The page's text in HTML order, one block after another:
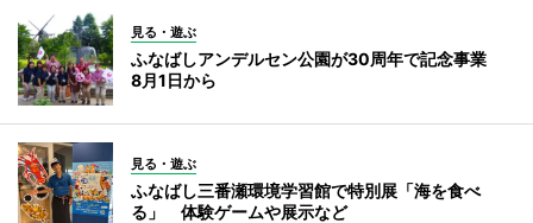
見る・遊ぶ
ふなばしアンデルセン公園が30周年で記念事業
8月1日から
見る・遊ぶ
ふなばし三番瀬環境学習館で特別展「海を食べ
る」 体験ゲームや展示など